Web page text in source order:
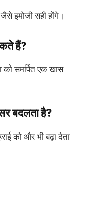
जैसे इमोजी सही होंगे।
हैं?
को समर्पित एक खास
बदलता है?
को और भी बढ़ा देता